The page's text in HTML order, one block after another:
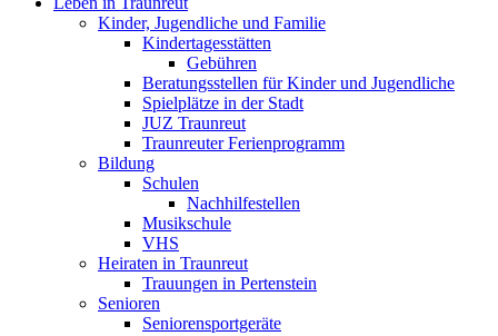
Kinder, Jugendliche und Familie
Kindertagesstätten
Gebühren
Beratungsstellen für Kinder und Jugendliche
Spielplätze in der Stadt
JUZ Traunreut
Traunreuter Ferienprogramm
Bildung
Schulen
Nachhilfestellen
Musikschule
VHS
Heiraten in Traunreut
Trauungen in Pertenstein
Senioren
Seniorensportgeräte